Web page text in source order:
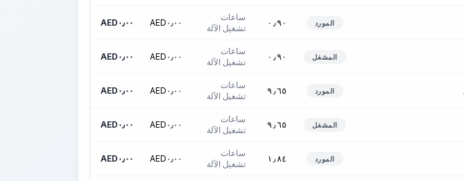
المورد ٠٫٩٠
ساعات
تشغيل الآلة
AED ٠٫٠٠ AED ٠٫٠٠
المشغل ٠٫٩٠
ساعات
تشغيل الآلة
AED ٠٫٠٠ AED ٠٫٠٠
المورد ٩٫٦٥
ساعات
تشغيل الآلة
AED ٠٫٠٠ AED ٠٫٠٠
المشغل ٩٫٦٥
ساعات
تشغيل الآلة
AED ٠٫٠٠ AED ٠٫٠٠
المورد ١٫٨٤
ساعات
تشغيل الآلة
AED ٠٫٠٠ AED ٠٫٠٠